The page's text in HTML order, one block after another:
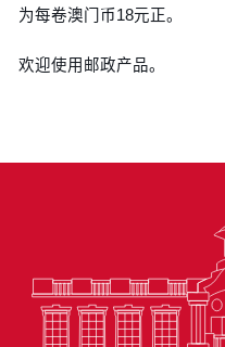
为每卷澳门币18元正。
欢迎使用邮政产品。